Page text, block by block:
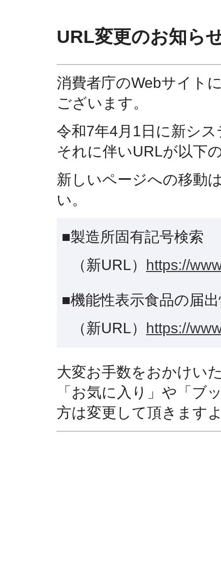
URL変更のお知ら
消費者庁のWebサイト
ございます。
令和7年4月1日に新シ
それに伴いURLが以下
新しいページへの移動
い。
■製造所固有記号検索
（新URL） https://
■機能性表示食品の届
（新URL） https://
大変お手数をおかけい
「お気に入り」や「ブ
方は変更して頂きます